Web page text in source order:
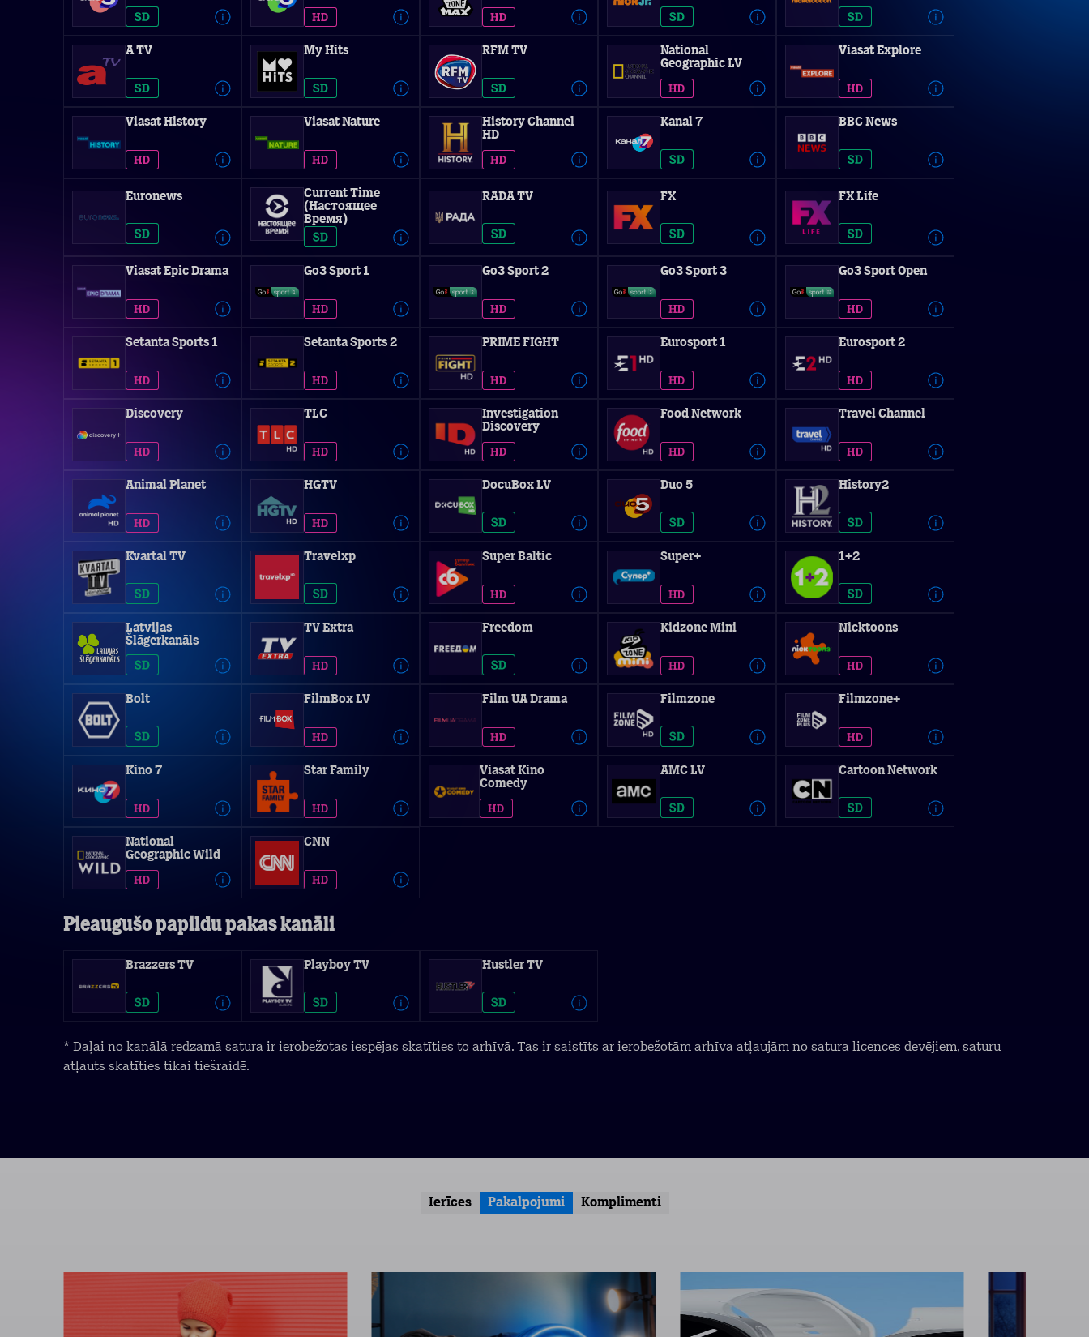
A TV My Hits RFM TV
National
Geographic LV
Viasat Explore
Viasat History Viasat Nature
History Channel
HD
Kanal 7 BBC News
Euronews
Current Time
(Настоящее
Время)
RADA TV FX FX Life
Viasat Epic Drama Go3 Sport 1 Go3 Sport 2 Go3 Sport 3 Go3 Sport Open
Setanta Sports 1 Setanta Sports 2 PRIME FIGHT Eurosport 1 Eurosport 2
Discovery TLC
Investigation
Discovery
Food Network Travel Channel
Animal Planet HGTV DocuBox LV Duo 5 History2
Kvartal TV Travelxp Super Baltic Super+ 1+2
Latvijas
Šlāgerkanāls
TV Extra Freedom Kidzone Mini Nicktoons
Bolt FilmBox LV Film UA Drama Filmzone Filmzone+
Kino 7 Star Family
Viasat Kino
Comedy
AMC LV Cartoon Network
National
Geographic Wild
CNN
Pieaugušo papildu pakas kanāli
Brazzers TV Playboy TV Hustler TV
* Daļai no kanālā redzamā satura ir ierobežotas iespējas skatīties to arhīvā. Tas ir saistīts ar ierobežotām arhīva atļaujām no satura licences devējiem, saturu
atļauts skatīties tikai tiešraidē.
Ierīces Pakalpojumi Komplimenti